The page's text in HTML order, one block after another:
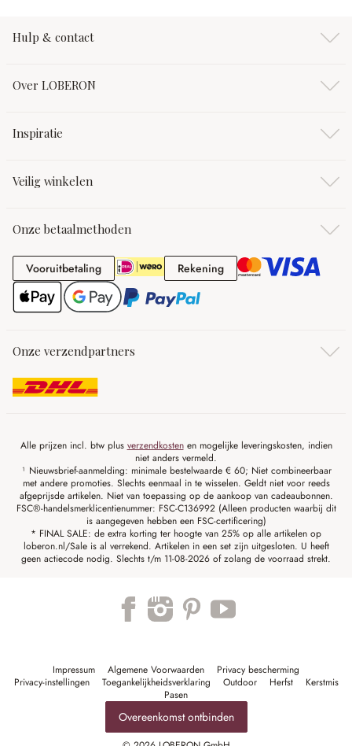
Hulp & contact
Over LOBERON
Inspiratie
Veilig winkelen
Onze betaalmethoden
VooruitbetalingVooruitbetaling RekeningRekening
Onze verzendpartners
Alle prijzen incl. btw plus verzendkostenen mogelijke leveringskosten, indien
niet anders vermeld.
¹ Nieuwsbrief-aanmelding: minimale bestelwaarde € 60; Niet combineerbaar
met andere promoties. Slechts eenmaal in te wisselen. Geldt niet voor reeds
afgeprijsde artikelen. Niet van toepassing op de aankoop van cadeaubonnen.
FSC®-handelsmerklicentienummer: FSC-C136992 (Alleen producten waarbij dit
is aangegeven hebben een FSC-certificering)
* FINAL SALE: de extra korting ter hoogte van 25% op alle artikelen op
loberon.nl/Sale is al verrekend. Artikelen in een set zijn uitgesloten. U heeft
geen actiecode nodig. Slechts t/m 11-08-2026 of zolang de voorraad strekt.
Impressum Algemene Voorwaarden
Privacy bescherming
Privacy-instellingen
Toegankelijkheidsverklaring Outdoor Herfst
Kerstmis
Pasen
Overeenkomst ontbinden